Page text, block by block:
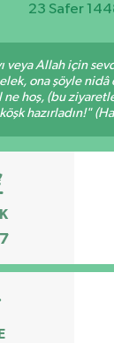
23 Safer
veya Allah için
ona şöyle nidâ
ne hoş, (bu
hazırladın!"